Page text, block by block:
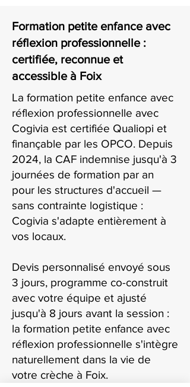
Formation petite enfance avec
réflexion professionnelle :
certifiée, reconnue et
accessible à Foix
La formation petite enfance avec
réflexion professionnelle avec
Cogivia est certifiée Qualiopi et
finançable par les OPCO. Depuis
2024, la CAF indemnise jusqu'à 3
journées de formation par an
pour les structures d'accueil —
sans contrainte logistique :
Cogivia s'adapte entièrement à
vos locaux.
Devis personnalisé envoyé sous
3 jours, programme co-construit
avec votre équipe et ajusté
jusqu'à 8 jours avant la session :
la formation petite enfance avec
réflexion professionnelle s'intègre
naturellement dans la vie de
votre crèche à Foix.